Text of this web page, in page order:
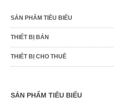
SẢN PHẨM TIÊU BIỂU
THIẾT BỊ BÁN
THIẾT BỊ CHO THUÊ
SẢN PHẨM TIÊU BIỂU